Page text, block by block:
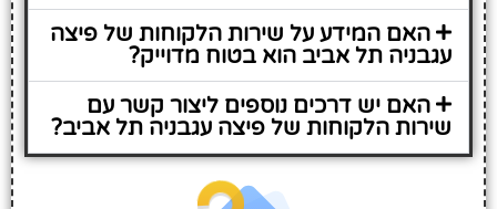
האם המידע על שירות הלקוחות של פיצה
עגבניה תל אביב הוא בטוח מדוייק?
האם יש דרכים נוספים ליצור קשר עם
שירות הלקוחות של פיצה עגבניה תל אביב?